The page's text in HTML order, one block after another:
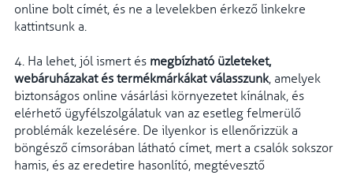
online bolt címét, és ne a levelekben érkező linkekre
kattintsunk a.
4. Ha lehet, jól ismert és megbízható üzleteket,
webáruházakat és termékmárkákat válasszunk, amelyek
biztonságos online vásárlási környezetet kínálnak, és
elérhető ügyfélszolgálatuk van az esetleg felmerülő
problémák kezelésére. De ilyenkor is ellenőrizzük a
böngésző címsorában látható címet, mert a csalók sokszor
hamis, és az eredetire hasonlító, megtévesztő